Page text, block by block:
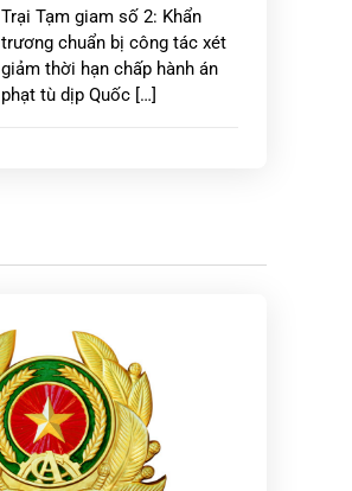
Trại Tạm giam số 2: Khẩn
trương chuẩn bị công tác xét
giảm thời hạn chấp hành án
phạt tù dịp Quốc […]
HIẾN GIÚP ĐỠ, ĐƯA CHÁU BÉ
ĐI LẠC TRỞ VỀ TRONG VÒNG
TAY […]
Công an tỉnh Hưng Yên: Quyết
liệt triển khai cao điểm 45